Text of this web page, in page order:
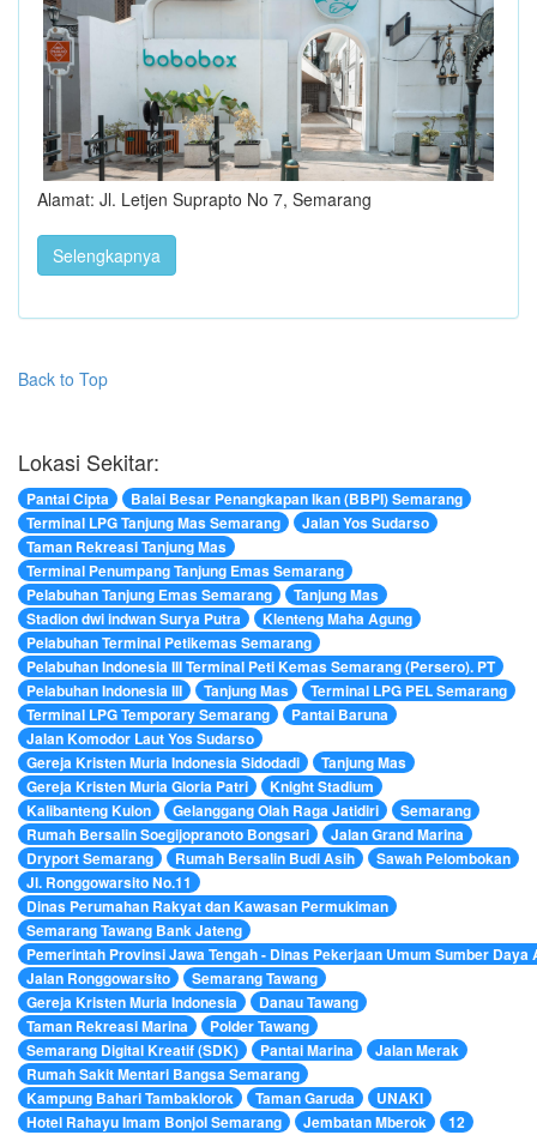
Alamat: Jl. Letjen Suprapto No 7, Semarang
Selengkapnya
Back to Top
Lokasi Sekitar:
Pantai Cipta
Balai Besar Penangkapan Ikan (BBPI) Semarang
Terminal LPG Tanjung Mas Semarang
Jalan Yos Sudarso
Taman Rekreasi Tanjung Mas
Terminal Penumpang Tanjung Emas Semarang
Pelabuhan Tanjung Emas Semarang
Tanjung Mas
Stadion dwi indwan Surya Putra
Klenteng Maha Agung
Pelabuhan Terminal Petikemas Semarang
Pelabuhan Indonesia III Terminal Peti Kemas Semarang (Persero). PT
Pelabuhan Indonesia III
Tanjung Mas
Terminal LPG PEL Semarang
Terminal LPG Temporary Semarang
Pantai Baruna
Jalan Komodor Laut Yos Sudarso
Gereja Kristen Muria Indonesia Sidodadi
Tanjung Mas
Gereja Kristen Muria Gloria Patri
Knight Stadium
Kalibanteng Kulon
Gelanggang Olah Raga Jatidiri
Semarang
Rumah Bersalin Soegijopranoto Bongsari
Jalan Grand Marina
Dryport Semarang
Rumah Bersalin Budi Asih
Sawah Pelombokan
Jl. Ronggowarsito No.11
Dinas Perumahan Rakyat dan Kawasan Permukiman
Semarang Tawang Bank Jateng
Pemerintah Provinsi Jawa Tengah - Dinas Pekerjaan Umum Sumber Daya
Jalan Ronggowarsito
Semarang Tawang
Gereja Kristen Muria Indonesia
Danau Tawang
Taman Rekreasi Marina
Polder Tawang
Semarang Digital Kreatif (SDK)
Pantai Marina
Jalan Merak
Rumah Sakit Mentari Bangsa Semarang
Kampung Bahari Tambaklorok
Taman Garuda
UNAKI
Hotel Rahayu Imam Bonjol Semarang
Jembatan Mberok 12